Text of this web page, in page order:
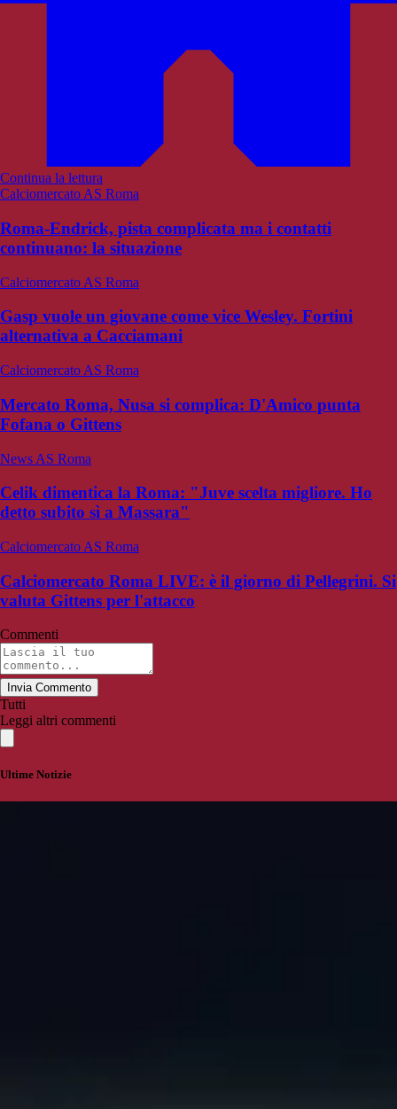
Continua la lettura
Calciomercato AS Roma
Roma-Endrick, pista complicata ma i contatti
continuano: la situazione
Calciomercato AS Roma
Gasp vuole un giovane come vice Wesley. Fortini
alternativa a Cacciamani
Calciomercato AS Roma
Mercato Roma, Nusa si complica: D'Amico punta
Fofana o Gittens
News AS Roma
Celik dimentica la Roma: "Juve scelta migliore. Ho
detto subito sì a Massara"
Calciomercato AS Roma
Calciomercato Roma LIVE: è il giorno di Pellegrini. Si
valuta Gittens per l'attacco
Commenti
Invia Commento
Tutti
Leggi altri commenti
Ultime Notizie